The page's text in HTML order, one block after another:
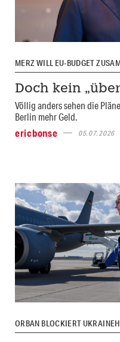
MERZ WILL EU-BUDGET
Doch kein
Völlig anders sehen die
Berlin mehr Geld.
ericbonse
05.07.2026
ORBAN BLOCKIERT